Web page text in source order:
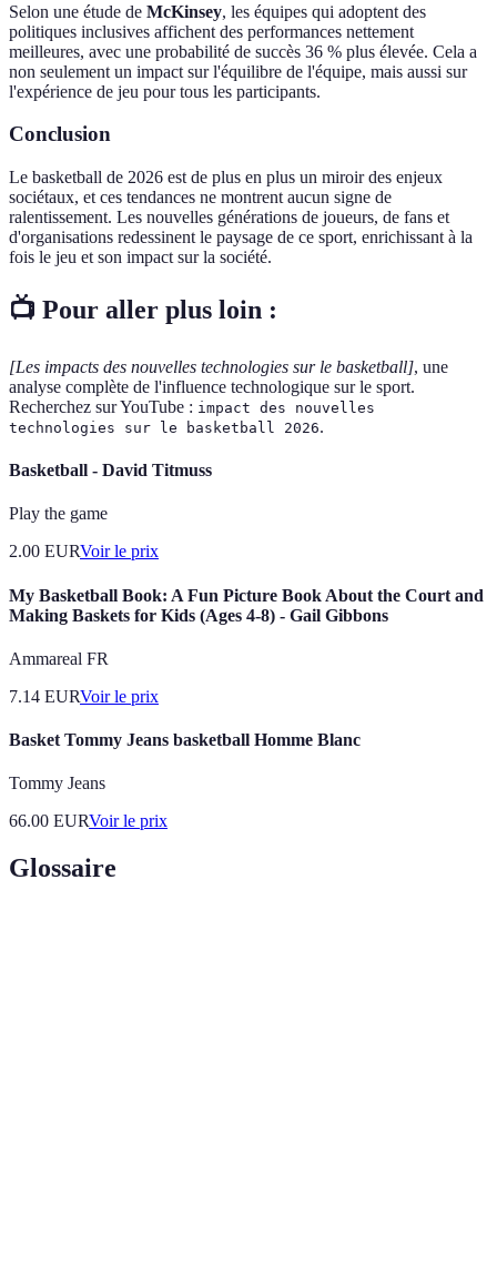
Selon une étude de McKinsey, les équipes qui adoptent des
politiques inclusives affichent des performances nettement
meilleures, avec une probabilité de succès 36 % plus élevée. Cela a
non seulement un impact sur l'équilibre de l'équipe, mais aussi sur
l'expérience de jeu pour tous les participants.
Conclusion
Le basketball de 2026 est de plus en plus un miroir des enjeux
sociétaux, et ces tendances ne montrent aucun signe de
ralentissement. Les nouvelles générations de joueurs, de fans et
d'organisations redessinent le paysage de ce sport, enrichissant à la
fois le jeu et son impact sur la société.
📺 Pour aller plus loin :
[Les impacts des nouvelles technologies sur le basketball], une
analyse complète de l'influence technologique sur le sport.
Recherchez sur YouTube : impact des nouvelles
technologies sur le basketball 2026.
Basketball - David Titmuss
Play the game
2.00 EURVoir le prix
My Basketball Book: A Fun Picture Book About the Court and
Making Baskets for Kids (Ages 4-8) - Gail Gibbons
Ammareal FR
7.14 EURVoir le prix
Basket Tommy Jeans basketball Homme Blanc
Tommy Jeans
66.00 EURVoir le prix
Glossaire